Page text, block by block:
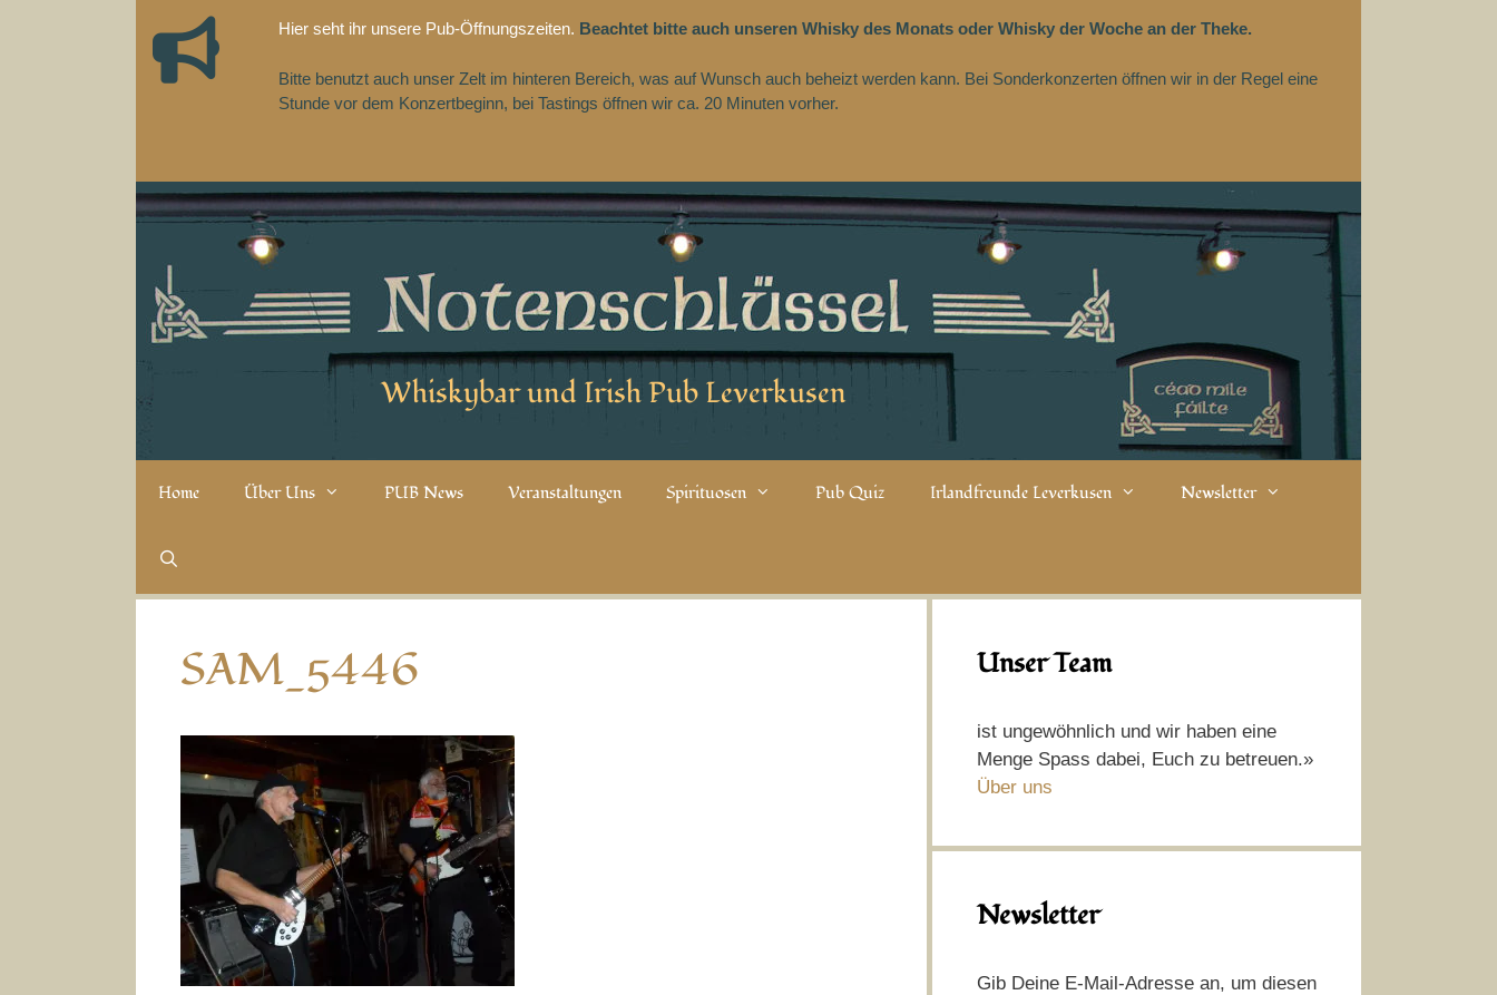
Hier seht ihr unsere Pub-Öffnungszeiten. Beachtet bitte auch unseren Whisky des Monats oder Whisky der Woche an der Theke.
Bitte benutzt auch unser Zelt im hinteren Bereich, was auf Wunsch auch beheizt werden kann. Bei Sonderkonzerten öffnen wir in der Regel eine
Stunde vor dem Konzertbeginn, bei Tastings öffnen wir ca. 20 Minuten vorher.
Whiskybar und Irish Pub Leverkusen
Home Über Uns PUB News Veranstaltungen Spirituosen Pub Quiz Irlandfreunde Leverkusen Newsletter
SAM_5446 Unser Team
ist ungewöhnlich und wir haben eine
Menge Spass dabei, Euch zu betreuen.»
Über uns
Newsletter
Gib Deine E-Mail-Adresse an, um diesen